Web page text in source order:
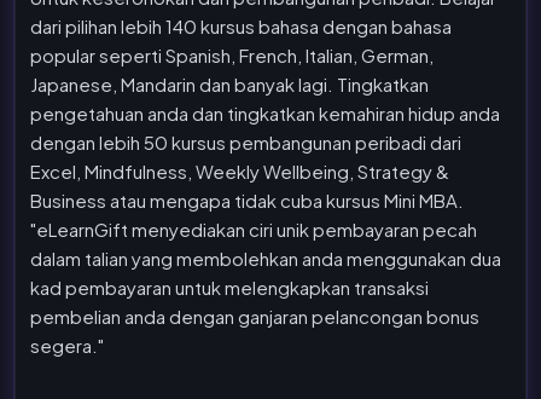
dari pilihan lebih 140 kursus bahasa dengan bahasa
popular seperti Spanish, French, Italian, German,
Japanese, Mandarin dan banyak lagi. Tingkatkan
pengetahuan anda dan tingkatkan kemahiran hidup anda
dengan lebih 50 kursus pembangunan peribadi dari
Excel, Mindfulness, Weekly Wellbeing, Strategy &
Business atau mengapa tidak cuba kursus Mini MBA.
"eLearnGift menyediakan ciri unik pembayaran pecah
dalam talian yang membolehkan anda menggunakan dua
kad pembayaran untuk melengkapkan transaksi
pembelian anda dengan ganjaran pelancongan bonus
segera."